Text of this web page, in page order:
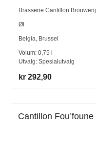
Brasserie Cantillon Brouwerij
Øl
Belgia, Brussel
Volum:0,75
Utvalg:Spesialutvalg
kr 292,90
Cantillon Fou’foune